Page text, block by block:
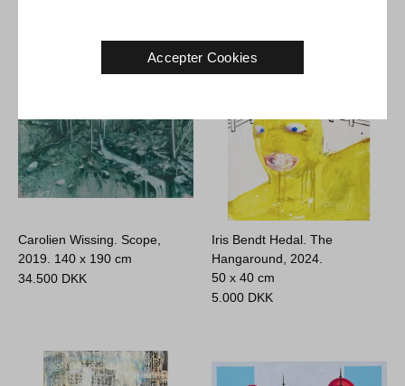
Carolien Wissing. Scope,
2019. 140 x 190 cm
34.500 DKK
Iris Bendt Hedal. The
Hangaround, 2024.
50 x 40 cm
5.000 DKK
Accepter Cookies